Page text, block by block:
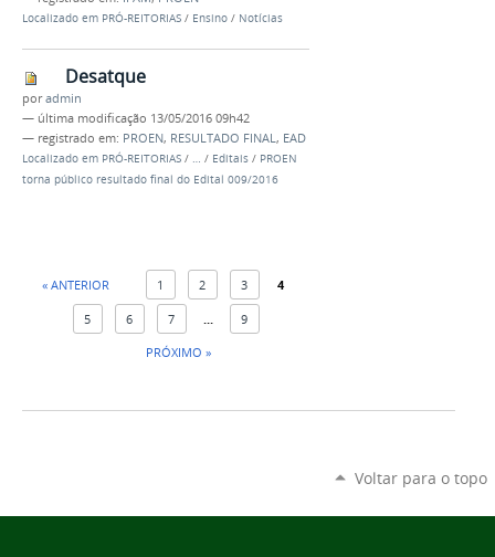
Localizado em PRÓ-REITORIAS / Ensino / Notícias
Desatque
poradmin
— última modificação 13/05/2016 09h42
— registrado em: PROEN, RESULTADO FINAL, EAD
Localizado em PRÓ-REITORIAS / … / Editais / PROEN
torna público resultado final do Edital 009/2016
« ANTERIOR 1 2 3 4
5 6 7 ...
9
PRÓXIMO »
Voltar para o topo